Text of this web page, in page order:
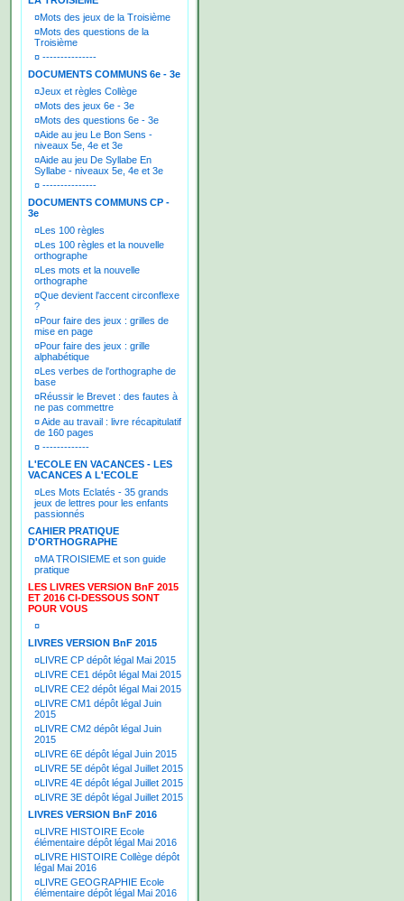
¤Mots des jeux de la Troisième
¤Mots des questions de la
Troisième
¤ ---------------
DOCUMENTS COMMUNS 6e - 3e
¤Jeux et règles Collège
¤Mots des jeux 6e - 3e
¤Mots des questions 6e - 3e
¤Aide au jeu Le Bon Sens -
niveaux 5e, 4e et 3e
¤Aide au jeu De Syllabe En
Syllabe - niveaux 5e, 4e et 3e
¤ ---------------
DOCUMENTS COMMUNS CP -
3e
¤Les 100 règles
¤Les 100 règles et la nouvelle
orthographe
¤Les mots et la nouvelle
orthographe
¤Que devient l'accent circonflexe
?
¤Pour faire des jeux : grilles de
mise en page
¤Pour faire des jeux : grille
alphabétique
¤Les verbes de l'orthographe de
base
¤Réussir le Brevet : des fautes à
ne pas commettre
¤Aide au travail : livre récapitulatif
de 160 pages
¤ -------------
L'ECOLE EN VACANCES - LES
VACANCES A L'ECOLE
¤Les Mots Eclatés - 35 grands
jeux de lettres pour les enfants
passionnés
CAHIER PRATIQUE
D'ORTHOGRAPHE
¤MA TROISIEME et son guide
pratique
LES LIVRES VERSION BnF 2015
ET 2016 CI-DESSOUS SONT
POUR VOUS
¤
LIVRES VERSION BnF 2015
¤LIVRE CP dépôt légal Mai 2015
¤LIVRE CE1 dépôt légal Mai 2015
¤LIVRE CE2 dépôt légal Mai 2015
¤LIVRE CM1 dépôt légal Juin
2015
¤LIVRE CM2 dépôt légal Juin
2015
¤LIVRE 6E dépôt légal Juin 2015
¤LIVRE 5E dépôt légal Juillet 2015
¤LIVRE 4E dépôt légal Juillet 2015
¤LIVRE 3E dépôt légal Juillet 2015
LIVRES VERSION BnF 2016
¤LIVRE HISTOIRE Ecole
élémentaire dépôt légal Mai 2016
¤LIVRE HISTOIRE Collège dépôt
légal Mai 2016
¤LIVRE GEOGRAPHIE Ecole
élémentaire dépôt légal Mai 2016